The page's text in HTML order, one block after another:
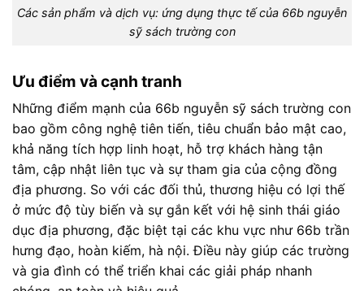
Các sản phẩm và dịch vụ: ứng dụng thực tế của 66b nguyễn
sỹ sách trường con
Ưu điểm và cạnh tranh
Những điểm mạnh của 66b nguyễn sỹ sách trường con
bao gồm công nghệ tiên tiến, tiêu chuẩn bảo mật cao,
khả năng tích hợp linh hoạt, hỗ trợ khách hàng tận
tâm, cập nhật liên tục và sự tham gia của cộng đồng
địa phương. So với các đối thủ, thương hiệu có lợi thế
ở mức độ tùy biến và sự gắn kết với hệ sinh thái giáo
dục địa phương, đặc biệt tại các khu vực như 66b trần
hưng đạo, hoàn kiếm, hà nội. Điều này giúp các trường
và gia đình có thể triển khai các giải pháp nhanh